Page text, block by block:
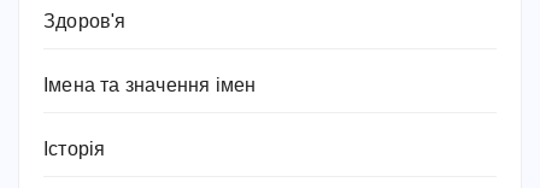
Здоров'я
Імена та значення імен
Історія